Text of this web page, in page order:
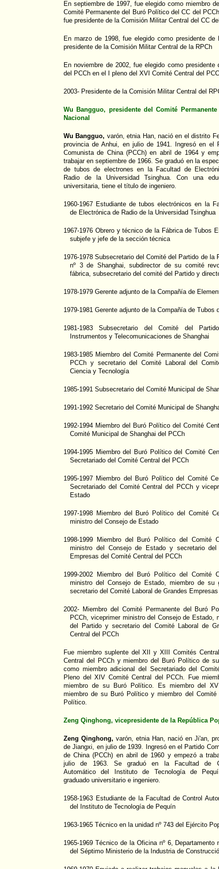
En septiembre de 1997, fue elegido como miembro
Comité Permanente del Buró Político del CC del
fue presidente de la Comisión Militar Central del CC
En marzo de 1998, fue elegido como presidente de
presidente de la Comisión Militar Central de la RPCh
En noviembre de 2002, fue elegido como
del PCCh en el I pleno del XVI Comité Central del
2003- Presidente de la Comisión Militar Central del
Wu Bangguo, presidente del Comité
Nacional
Wu Bangguo, varón, etnia Han, nació en el distrito
provincia de Anhui, en julio de 1941. Ingresó en el
Comunista de China (PCCh) en abril de 1964 y
trabajar en septiembre de 1966. Se graduó en la
de tubos de electrones en la Facultad de
Radio de la Universidad Tsinghua. Con una
universitaria, tiene el título de ingeniero.
1960-1967 Estudiante de tubos electrónicos en la
de Electrónica de Radio de la Universidad Tsinghua
1967-1976 Obrero y técnico de la Fábrica de Tubos
subjefe y jefe de la sección técnica
1976-1978 Subsecretario del Comité del Partido de la
nº 3 de Shanghai, subdirector de su comité
fábrica, subsecretario del comité del Partido y
1978-1979 Gerente adjunto de la Compañía de
1979-1981 Gerente adjunto de la Compañía de Tubos
1981-1983 Subsecretario del Comité del
Instrumentos y Telecomunicaciones de Shanghai
1983-1985 Miembro del Comité Permanente del
PCCh y secretario del Comité Laboral del
Ciencia y Tecnología
1985-1991 Subsecretario del Comité Municipal de
1991-1992 Secretario del Comité Municipal de
1992-1994 Miembro del Buró Político del Comité
Comité Municipal de Shanghai del PCCh
1994-1995 Miembro del Buró Político del Comité
Secretariado del Comité Central del PCCh
1995-1997 Miembro del Buró Político del Comité
Secretariado del Comité Central del PCCh y
Estado
1997-1998 Miembro del Buró Político del Comité
ministro del Consejo de Estado
1998-1999 Miembro del Buró Político del Comité
ministro del Consejo de Estado y secretario del
Empresas del Comité Central del PCCh
1999-2002 Miembro del Buró Político del Comité
ministro del Consejo de Estado, miembro de su
secretario del Comité Laboral de Grandes
2002- Miembro del Comité Permanente del Buró
PCCh, viceprimer ministro del Consejo de Estado,
del Partido y secretario del Comité Laboral de
Central del PCCh
Fue miembro suplente del XII y XIII Comités
Central del PCCh y miembro del Buró Político de
como miembro adicional del Secretariado del
Pleno del XIV Comité Central del PCCh. Fue
miembro de su Buró Político. Es miembro del
miembro de su Buró Político y miembro del Comité
Político.
Zeng Qinghong, vicepresidente de la República
Zeng Qinghong, varón, etnia Han, nació en Ji'an,
de Jiangxi, en julio de 1939. Ingresó en el Partido
de China (PCCh) en abril de 1960 y empezó a
julio de 1963. Se graduó en la Facultad de
Automático del Instituto de Tecnología de
graduado universitario e ingeniero.
1958-1963 Estudiante de la Facultad de Control
del Instituto de Tecnología de Pequín
1963-1965 Técnico en la unidad nº 743 del Ejército
1965-1969 Técnico de la Oficina nº 6, Departamento
del Séptimo Ministerio de la Industria de